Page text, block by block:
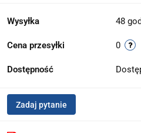
Wysyłka 48
Cena przesyłki 0
Dostępność
Zadaj pytanie